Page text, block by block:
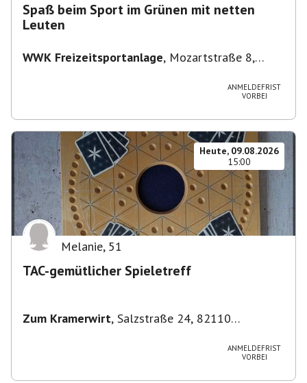
Spaß beim Sport im Grünen mit netten
Leuten
WWK Freizeitsportanlage, Mozartstraße 8,
ANMELDEFRIST
VORBEI
Heute, 09.08.2026
15:00
Melanie, 51
TAC-gemütlicher Spieletreff
Zum Kramerwirt, Salzstraße 24, 82110
ANMELDEFRIST
VORBEI